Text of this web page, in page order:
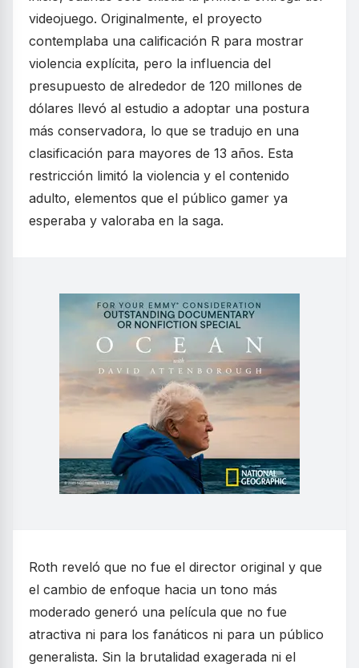
videojuego. Originalmente, el proyecto
contemplaba una calificación R para mostrar
violencia explícita, pero la influencia del
presupuesto de alrededor de 120 millones de
dólares llevó al estudio a adoptar una postura
más conservadora, lo que se tradujo en una
clasificación para mayores de 13 años. Esta
restricción limitó la violencia y el contenido
adulto, elementos que el público gamer ya
esperaba y valoraba en la saga.
Roth reveló que no fue el director original y que
el cambio de enfoque hacia un tono más
moderado generó una película que no fue
atractiva ni para los fanáticos ni para un público
generalista. Sin la brutalidad exagerada ni el